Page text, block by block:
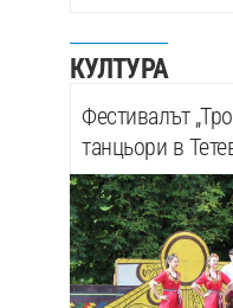
КУЛТУРА
Фестивалът
танцьори в